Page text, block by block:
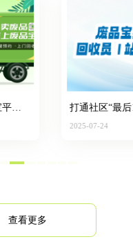
打通社区“最后100
打造便捷上门回收新
2025-07-24
查看更多